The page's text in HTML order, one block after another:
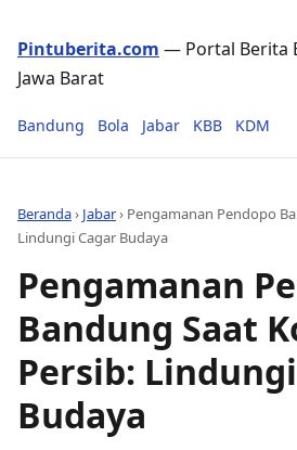
Pintuberita.com — Portal Berita
Jawa Barat
Bandung Bola Jabar KBB KDM
Beranda› Jabar› Pengamanan Pendopo
Lindungi Cagar Budaya
Pengamanan
Bandung Saat
Persib:
Budaya